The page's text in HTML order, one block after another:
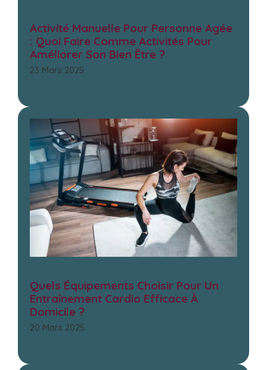
Activité Manuelle Pour Personne Agée
: Quoi Faire Comme Activités Pour
Améliorer Son Bien Être ?
23 Mars 2025
Quels Équipements Choisir Pour Un
Entraînement Cardio Efficace À
Domicile ?
20 Mars 2025